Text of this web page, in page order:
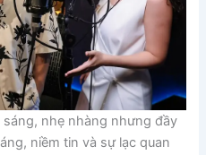
nhẹ nhàng nhưng đầy
niềm tin và sự lạc quan